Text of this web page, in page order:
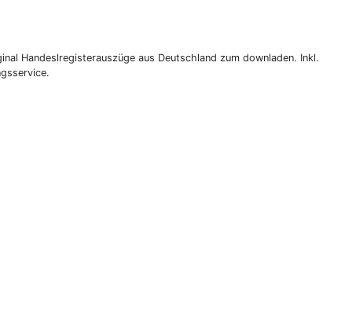
Handeslregisterauszüge aus Deutschland zum downladen. Inkl.